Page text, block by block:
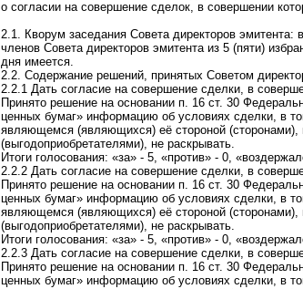
о согласии на совершение сделок, в совершении
2.1. Кворум заседания Совета директоров эмитента:
членов Совета директоров эмитента из 5 (пяти)
дня имеется.
2.2. Содержание решений, принятых Советом
2.2.1 Дать согласие на совершение сделки, в
Принято решение на основании п. 16 ст. 30
ценных бумаг» информацию об условиях сделки, в
являющемся (являющихся) её стороной (сторонами),
(выгодоприобретателями), не раскрывать.
Итоги голосования: «за» - 5, «против» - 0,
2.2.2 Дать согласие на совершение сделки, в
Принято решение на основании п. 16 ст. 30
ценных бумаг» информацию об условиях сделки, в
являющемся (являющихся) её стороной (сторонами),
(выгодоприобретателями), не раскрывать.
Итоги голосования: «за» - 5, «против» - 0,
2.2.3 Дать согласие на совершение сделки, в
Принято решение на основании п. 16 ст. 30
ценных бумаг» информацию об условиях сделки, в